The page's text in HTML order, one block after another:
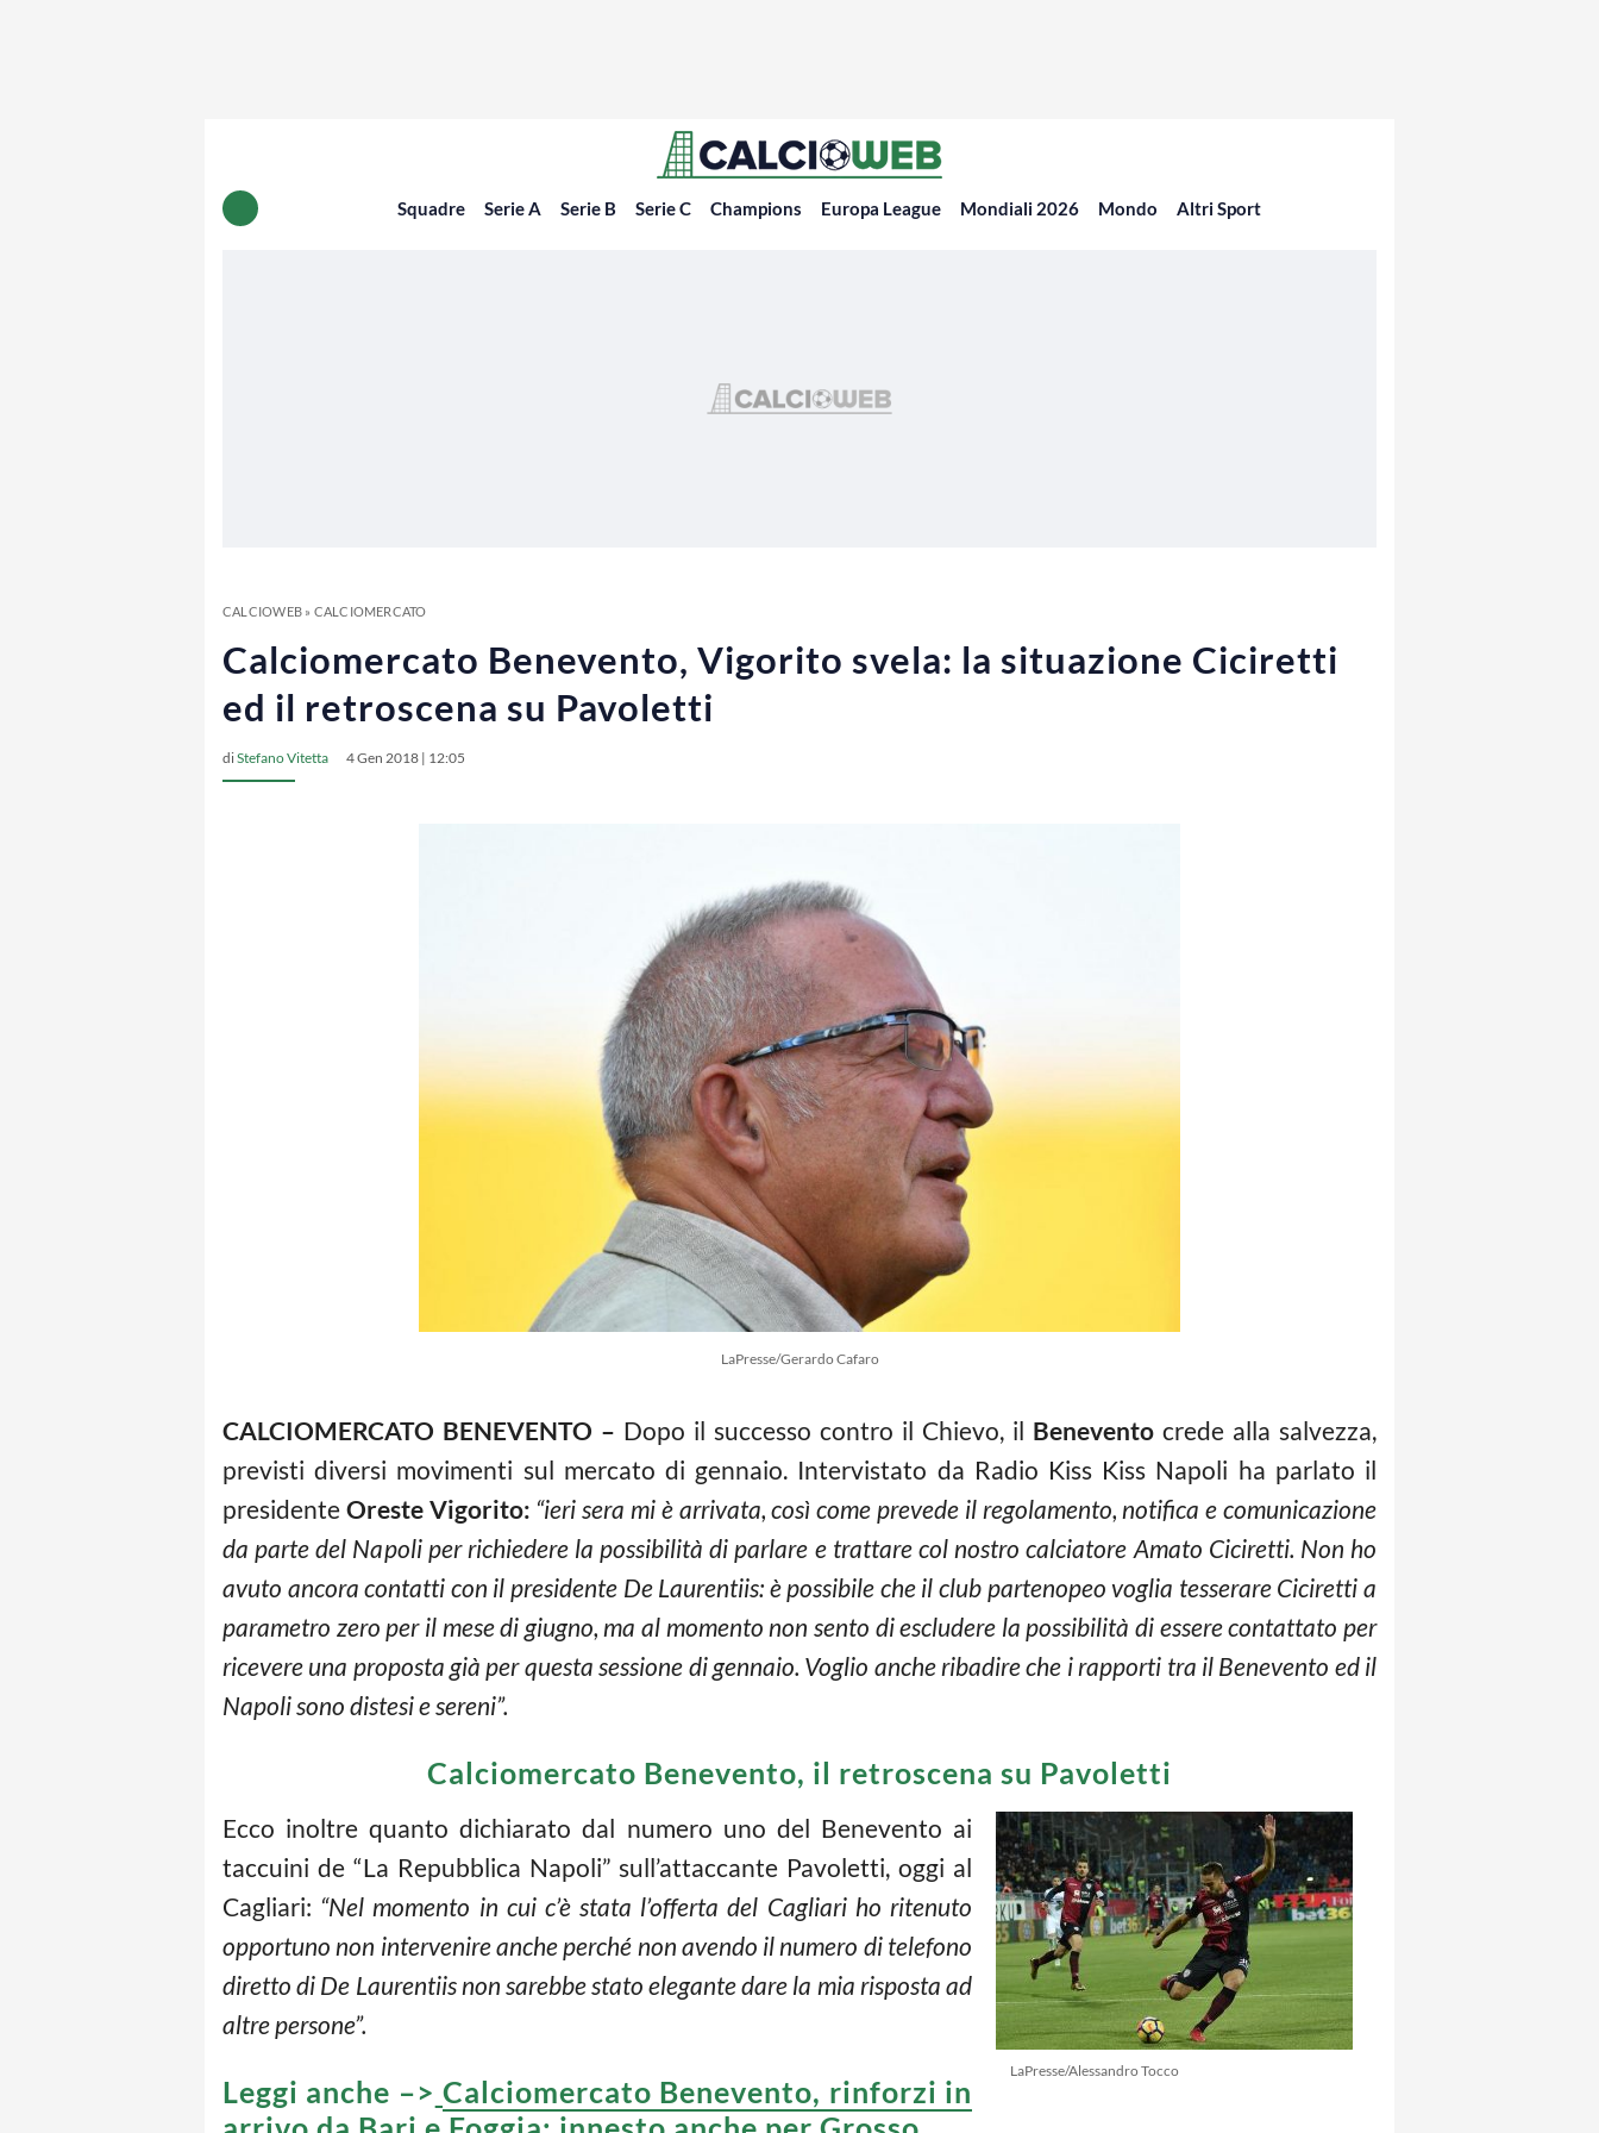
Squadre Serie A Serie B Serie C Champions Europa League Mondiali 2026 Mondo Altri Sport
CALCIOWEB» CALCIOMERCATO
Calciomercato Benevento, Vigorito svela: la situazione Ciciretti
ed il retroscena su Pavoletti
diStefano Vitetta 4 Gen 2018 | 12:05
LaPresse/Gerardo Cafaro
CALCIOMERCATO BENEVENTO – Dopo il successo contro il Chievo, il Benevento crede alla salvezza,
previsti diversi movimenti sul mercato di gennaio. Intervistato da Radio Kiss Kiss Napoli ha parlato il
presidente Oreste Vigorito: “ieri sera mi è arrivata, così come prevede il regolamento, notifica e comunicazione
da parte del Napoli per richiedere la possibilità di parlare e trattare col nostro calciatore Amato Ciciretti. Non ho
avuto ancora contatti con il presidente De Laurentiis: è possibile che il club partenopeo voglia tesserare Ciciretti a
parametro zero per il mese di giugno, ma al momento non sento di escludere la possibilità di essere contattato per
ricevere una proposta già per questa sessione di gennaio. Voglio anche ribadire che i rapporti tra il Benevento ed il
Napoli sono distesi e sereni”.
Calciomercato Benevento, il retroscena su Pavoletti
LaPresse/Alessandro Tocco
Ecco inoltre quanto dichiarato dal numero uno del Benevento ai
taccuini de “La Repubblica Napoli” sull’attaccante Pavoletti, oggi al
Cagliari: “Nel momento in cui c’è stata l’offerta del Cagliari ho ritenuto
opportuno non intervenire anche perché non avendo il numero di telefono
diretto di De Laurentiis non sarebbe stato elegante dare la mia risposta ad
altre persone”.
Leggi anche –> Calciomercato Benevento, rinforzi in